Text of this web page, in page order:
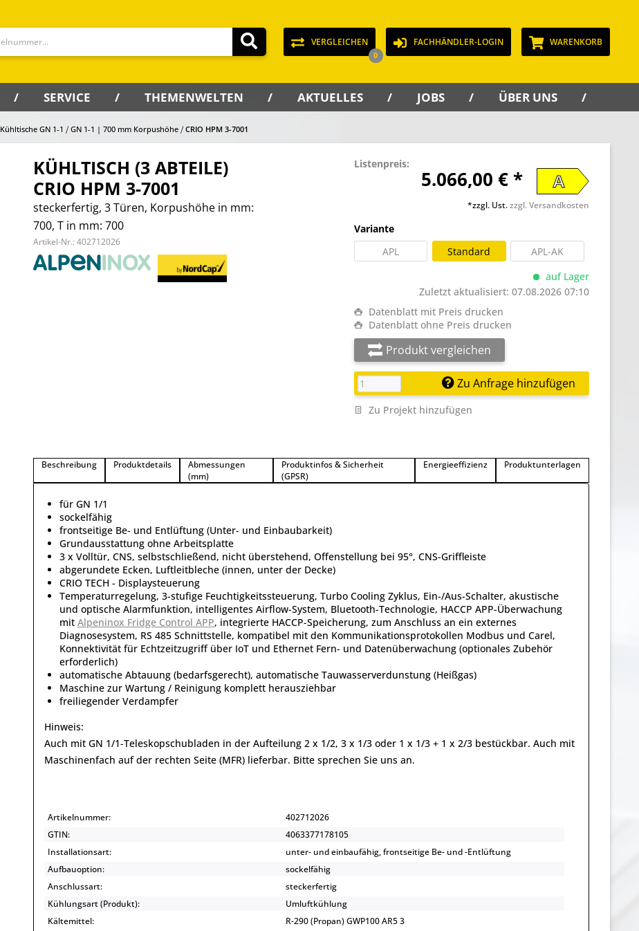
VERGLEICHEN
0
FACHHÄNDLER-LOGIN WARENKORB
SERVICE THEMENWELTEN AKTUELLES JOBS ÜBER UNS
Kühltische GN 1-1 GN 1-1 | 700 mm Korpushöhe CRIO HPM 3-7001
KÜHLTISCH (3 ABTEILE)
CRIO HPM 3-7001
steckerfertig, 3 Türen, Korpushöhe in mm:
700, T in mm: 700
Artikel-Nr.: 402712026
Listenpreis:
5.066,00 € * A
*zzgl. Ust.zzgl. Versandkosten
Variante
APL
Standard
APL-AK
auf Lager
Zuletzt aktualisiert: 07.08.2026 07:10
Datenblatt mit Preis drucken
Datenblatt ohne Preis drucken
Produkt vergleichen
Zu Anfrage hinzufügen
Zu Projekt hinzufügen
Beschreibung Produktdetails
Abmessungen
(mm)
Produktinfos & Sicherheit
(GPSR)
Energieeffizienz Produktunterlagen
für GN 1/1
sockelfähig
frontseitige Be- und Entlüftung (Unter- und Einbaubarkeit)
Grundausstattung ohne Arbeitsplatte
3 x Volltür, CNS, selbstschließend, nicht überstehend, Offenstellung bei 95°, CNS-Griffleiste
abgerundete Ecken, Luftleitbleche (innen, unter der Decke)
CRIO TECH - Displaysteuerung
Temperaturregelung, 3-stufige Feuchtigkeitssteuerung, Turbo Cooling Zyklus, Ein-/Aus-Schalter, akustische
und optische Alarmfunktion, intelligentes Airflow-System, Bluetooth-Technologie, HACCP APP-Überwachung
mit Alpeninox Fridge Control APP, integrierte HACCP-Speicherung, zum Anschluss an ein externes
Diagnosesystem, RS 485 Schnittstelle, kompatibel mit den Kommunikationsprotokollen Modbus und Carel,
Konnektivität für Echtzeitzugriff über IoT und Ethernet Fern- und Datenüberwachung (optionales Zubehör
erforderlich)
automatische Abtauung (bedarfsgerecht), automatische Tauwasserverdunstung (Heißgas)
Maschine zur Wartung / Reinigung komplett herausziehbar
freiliegender Verdampfer
Hinweis:
Auch mit GN 1/1-Teleskopschubladen in der Aufteilung 2 x 1/2, 3 x 1/3 oder 1 x 1/3 + 1 x 2/3 bestückbar. Auch mit
Maschinenfach auf der rechten Seite (MFR) lieferbar. Bitte sprechen Sie uns an.
Artikelnummer:
402712026
GTIN:
4063377178105
Installationsart:
unter- und einbaufähig, frontseitige Be- und -Entlüftung
Aufbauoption:
sockelfähig
Anschlussart:
steckerfertig
Kühlungsart (Produkt):
Umluftkühlung
Kältemittel:
R-290 (Propan) GWP100 AR5 3